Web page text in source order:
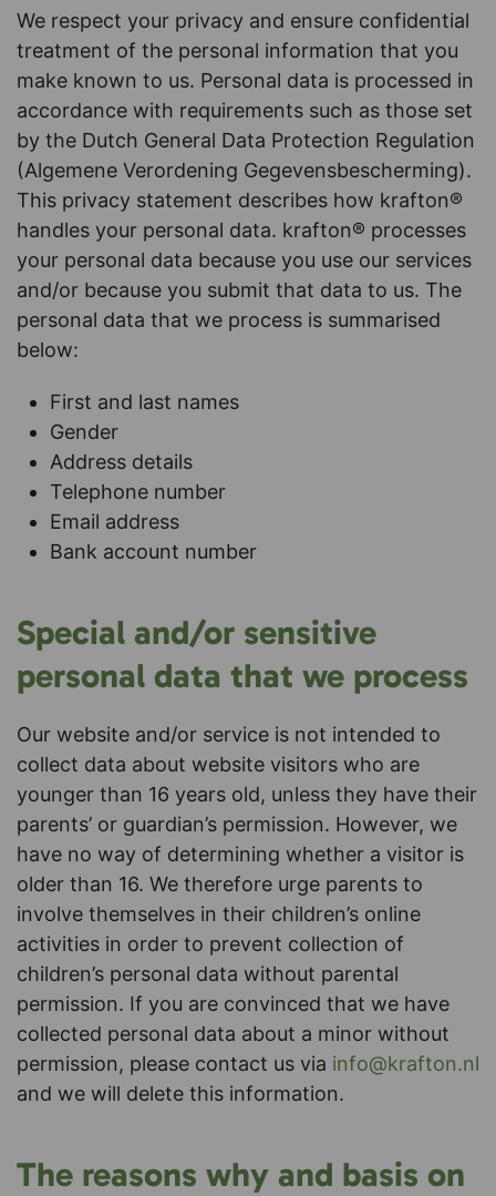
We respect your privacy and ensure confidential
treatment of the personal information that you
make known to us. Personal data is processed in
accordance with requirements such as those set
by the Dutch General Data Protection Regulation
(Algemene Verordening Gegevensbescherming).
This privacy statement describes how krafton®
handles your personal data. krafton® processes
your personal data because you use our services
and/or because you submit that data to us. The
personal data that we process is summarised
below:
First and last names
Gender
Address details
Telephone number
Email address
Bank account number
Special and/or sensitive
personal data that we process
Our website and/or service is not intended to
collect data about website visitors who are
younger than 16 years old, unless they have their
parents’ or guardian’s permission. However, we
have no way of determining whether a visitor is
older than 16. We therefore urge parents to
involve themselves in their children’s online
activities in order to prevent collection of
children’s personal data without parental
permission. If you are convinced that we have
collected personal data about a minor without
permission, please contact us via info@krafton.nl
and we will delete this information.
The reasons why and basis on